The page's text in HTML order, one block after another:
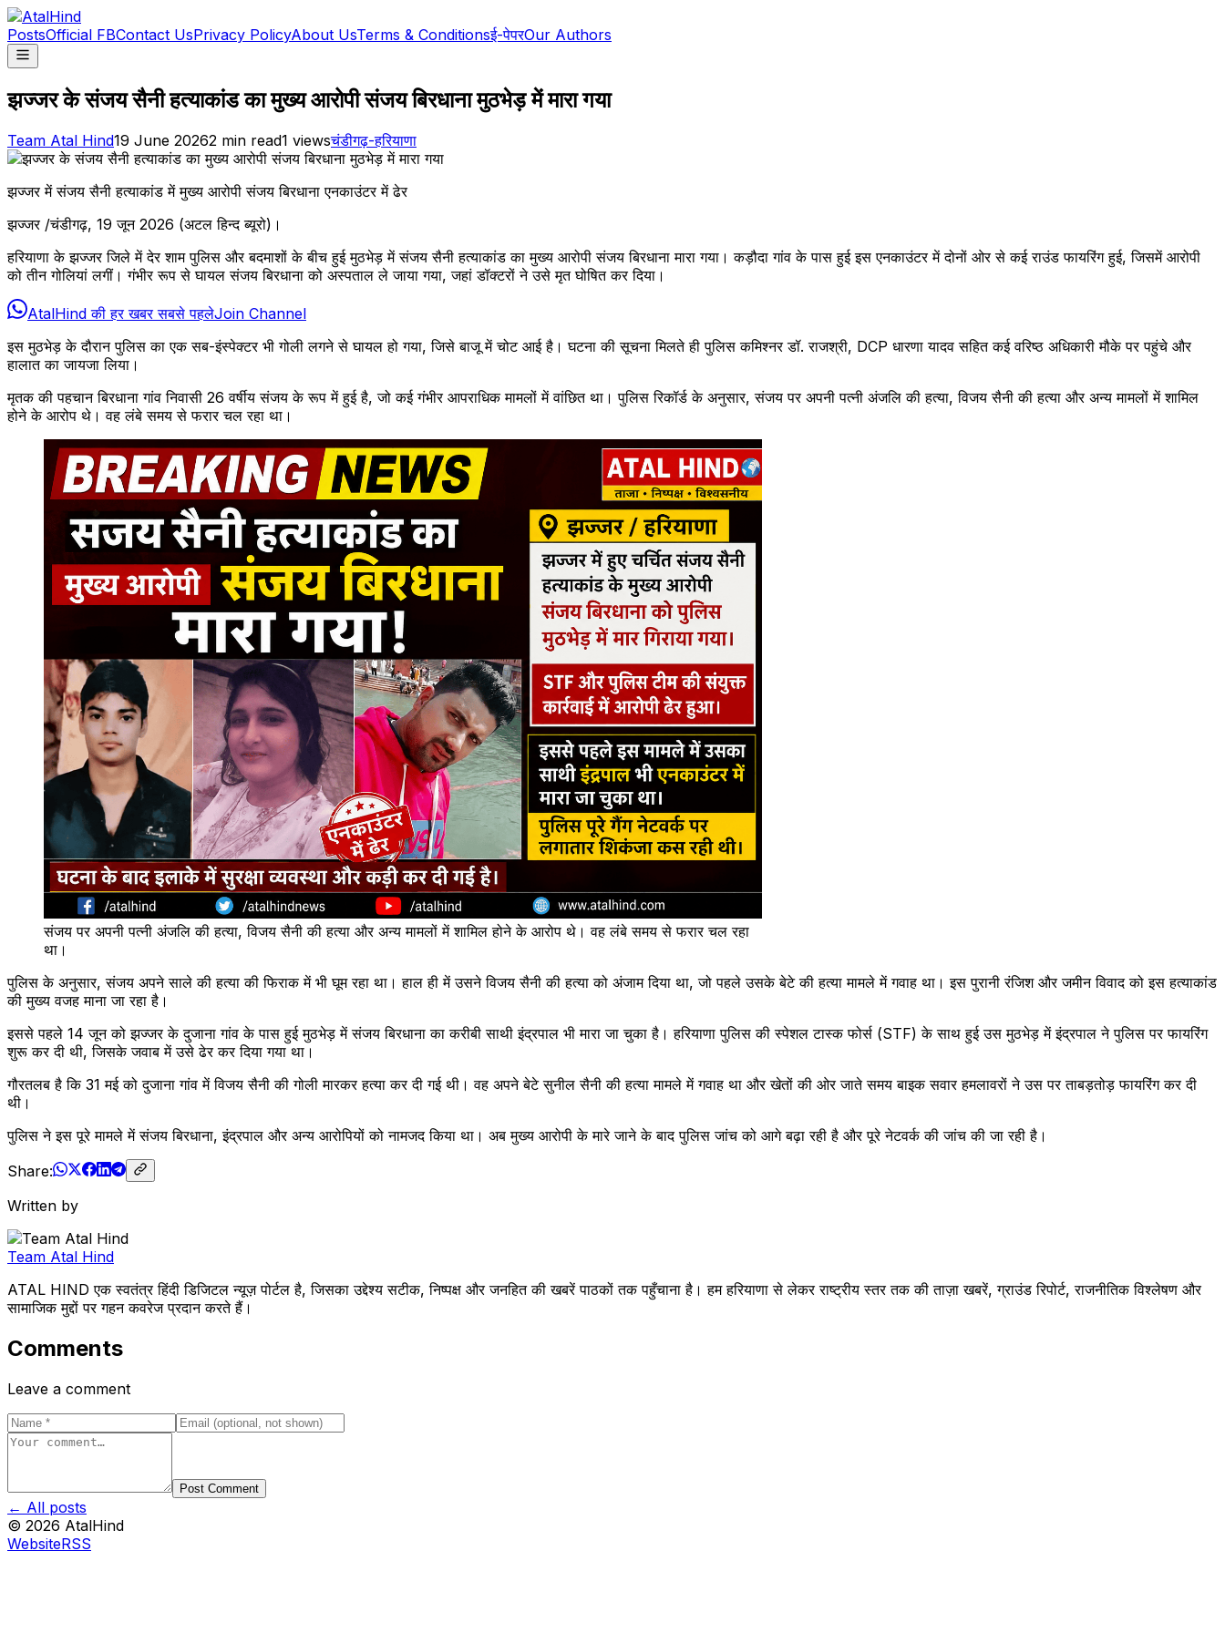
PostsOfficial FBContact UsPrivacy PolicyAbout UsTerms & Conditionsई-पेपरOur Authors
झज्जर के संजय सैनी हत्याकांड का मुख्य आरोपी संजय बिरधाना मुठभेड़ में मारा गया
Team Atal Hind19 June 20262 min read1 viewsचंडीगढ़-हरियाणा
झज्जर में संजय सैनी हत्याकांड में मुख्य आरोपी संजय बिरधाना एनकाउंटर में ढेर
झज्जर /चंडीगढ़, 19 जून 2026 (अटल हिन्द ब्यूरो)।
हरियाणा के झज्जर जिले में देर शाम पुलिस और बदमाशों के बीच हुई मुठभेड़ में संजय सैनी हत्याकांड का मुख्य आरोपी संजय बिरधाना मारा गया। कड़ौदा गांव के पास हुई इस एनकाउंटर में दोनों ओर से कई राउंड फायरिंग हुई, जिसमें आरोपी
को तीन गोलियां लगीं। गंभीर रूप से घायल संजय बिरधाना को अस्पताल ले जाया गया, जहां डॉक्टरों ने उसे मृत घोषित कर दिया।
AtalHind की हर खबर सबसे पहलेJoin Channel
इस मुठभेड़ के दौरान पुलिस का एक सब-इंस्पेक्टर भी गोली लगने से घायल हो गया, जिसे बाजू में चोट आई है। घटना की सूचना मिलते ही पुलिस कमिश्नर डॉ. राजश्री, DCP धारणा यादव सहित कई वरिष्ठ अधिकारी मौके पर पहुंचे और
हालात का जायजा लिया।
मृतक की पहचान बिरधाना गांव निवासी 26 वर्षीय संजय के रूप में हुई है, जो कई गंभीर आपराधिक मामलों में वांछित था। पुलिस रिकॉर्ड के अनुसार, संजय पर अपनी पत्नी अंजलि की हत्या, विजय सैनी की हत्या और अन्य मामलों में शामिल
होने के आरोप थे। वह लंबे समय से फरार चल रहा था।
संजय पर अपनी पत्नी अंजलि की हत्या, विजय सैनी की हत्या और अन्य मामलों में शामिल होने के आरोप थे। वह लंबे समय से फरार चल रहा
था।
पुलिस के अनुसार, संजय अपने साले की हत्या की फिराक में भी घूम रहा था। हाल ही में उसने विजय सैनी की हत्या को अंजाम दिया था, जो पहले उसके बेटे की हत्या मामले में गवाह था। इस पुरानी रंजिश और जमीन विवाद को इस हत्याकांड
की मुख्य वजह माना जा रहा है।
इससे पहले 14 जून को झज्जर के दुजाना गांव के पास हुई मुठभेड़ में संजय बिरधाना का करीबी साथी इंद्रपाल भी मारा जा चुका है। हरियाणा पुलिस की स्पेशल टास्क फोर्स (STF) के साथ हुई उस मुठभेड़ में इंद्रपाल ने पुलिस पर फायरिंग
शुरू कर दी थी, जिसके जवाब में उसे ढेर कर दिया गया था।
गौरतलब है कि 31 मई को दुजाना गांव में विजय सैनी की गोली मारकर हत्या कर दी गई थी। वह अपने बेटे सुनील सैनी की हत्या मामले में गवाह था और खेतों की ओर जाते समय बाइक सवार हमलावरों ने उस पर ताबड़तोड़ फायरिंग कर दी
थी।
पुलिस ने इस पूरे मामले में संजय बिरधाना, इंद्रपाल और अन्य आरोपियों को नामजद किया था। अब मुख्य आरोपी के मारे जाने के बाद पुलिस जांच को आगे बढ़ा रही है और पूरे नेटवर्क की जांच की जा रही है।
Share:
Written by
Team Atal Hind
ATAL HIND एक स्वतंत्र हिंदी डिजिटल न्यूज़ पोर्टल है, जिसका उद्देश्य सटीक, निष्पक्ष और जनहित की खबरें पाठकों तक पहुँचाना है। हम हरियाणा से लेकर राष्ट्रीय स्तर तक की ताज़ा खबरें, ग्राउंड रिपोर्ट, राजनीतिक विश्लेषण और
सामाजिक मुद्दों पर गहन कवरेज प्रदान करते हैं।
Comments
Leave a comment
Post Comment
← All posts
© 2026 AtalHind
WebsiteRSS